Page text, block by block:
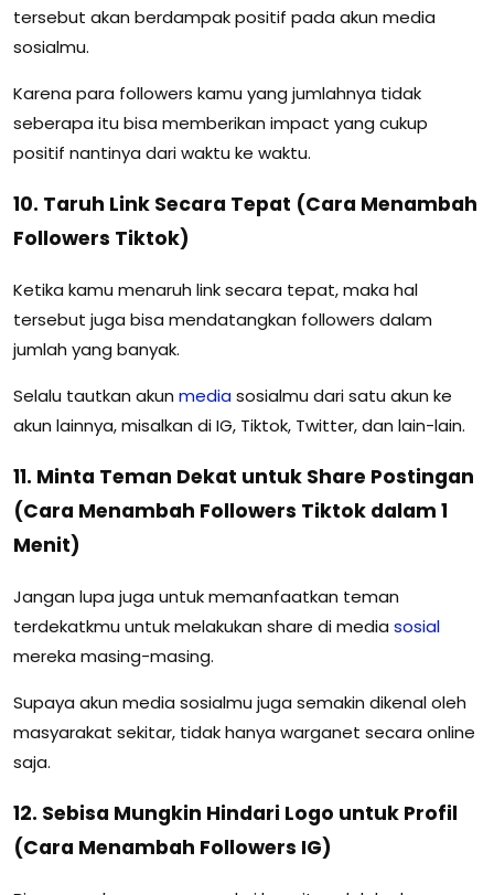
tersebut akan berdampak positif pada akun media
sosialmu.
Karena para followers kamu yang jumlahnya tidak
seberapa itu bisa memberikan impact yang cukup
positif nantinya dari waktu ke waktu.
10. Taruh Link Secara Tepat (Cara Menambah
Followers Tiktok)
Ketika kamu menaruh link secara tepat, maka hal
tersebut juga bisa mendatangkan followers dalam
jumlah yang banyak.
Selalu tautkan akun mediasosialmu dari satu akun ke
akun lainnya, misalkan di IG, Tiktok, Twitter, dan lain-lain.
11. Minta Teman Dekat untuk Share Postingan
(Cara Menambah Followers Tiktok dalam 1
Menit)
Jangan lupa juga untuk memanfaatkan teman
terdekatkmu untuk melakukan share di media sosial
mereka masing-masing.
Supaya akun media sosialmu juga semakin dikenal oleh
masyarakat sekitar, tidak hanya warganet secara online
saja.
12. Sebisa Mungkin Hindari Logo untuk Profil
(Cara Menambah Followers IG)